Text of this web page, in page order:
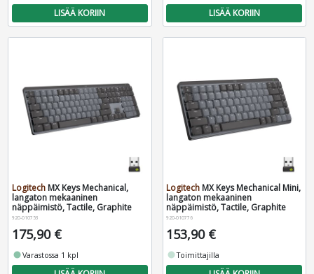
LISÄÄ KORIIN LISÄÄ KORIIN
Logitech MX Keys Mechanical,
langaton mekaaninen
näppäimistö, Tactile, Graphite
920-010753
175,90 €
fiber_manual_recordVarastossa 1 kpl
Logitech MX Keys Mechanical Mini,
langaton mekaaninen
näppäimistö, Tactile, Graphite
920-010776
153,90 €
fiber_manual_recordToimittajilla